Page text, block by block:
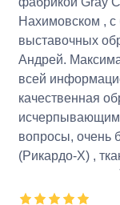
Нахимовском ,
выставочных
Андрей.
всей
качественная
исчерпывающим
вопросы, очень
(Рикардо-X) ,
просто гигантский. Сроки все были
согласно